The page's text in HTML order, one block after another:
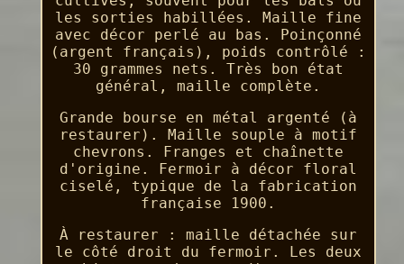
les sorties habillées. Maille fine
avec décor perlé au bas. Poinçonné
(argent français), poids contrôlé :
30 grammes nets. Très bon état
général, maille complète.
Grande bourse en métal argenté (à
restaurer). Maille souple à motif
chevrons. Franges et chaînette
d'origine. Fermoir à décor floral
ciselé, typique de la fabrication
française 1900.
À restaurer : maille détachée sur
le côté droit du fermoir. Les deux